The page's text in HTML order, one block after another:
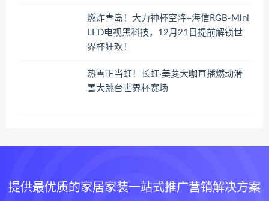
燃炸青岛！大力神杯空降+海信RGB-Mini
LED电视黑科技，12月21日提前解锁世
界杯狂欢！
热雪正当虹！长虹·美菱大咖直播燃动滑
雪大跳台世界杯赛场
提供最优质的家居家装一站式推广营销解决方案